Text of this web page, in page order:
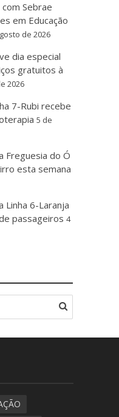
Sebrae
em Educação
de 2026
dia especial
gratuitos à
2026
7-Rubi recebe
5 de
Freguesia do Ó
esta semana
Linha 6-Laranja
passageiros 4